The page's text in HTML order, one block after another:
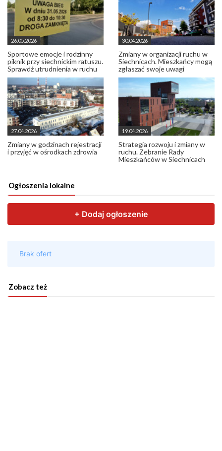
26.05.2026
Sportowe emocje i rodzinny
piknik przy siechnickim ratuszu.
Sprawdź utrudnienia w ruchu
30.04.2026
Zmiany w organizacji ruchu w
Siechnicach. Mieszkańcy mogą
zgłaszać swoje uwagi
27.04.2026
Zmiany w godzinach rejestracji
i przyjęć w ośrodkach zdrowia
19.04.2026
Strategia rozwoju i zmiany w
ruchu. Zebranie Rady
Mieszkańców w Siechnicach
Ogłoszenia lokalne
Zobacz też